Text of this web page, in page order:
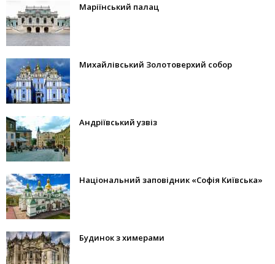
Маріїнський палац
Михайлівський Золотоверхий собор
Андріївський узвіз
Національний заповідник «Софія Київська»
Будинок з химерами